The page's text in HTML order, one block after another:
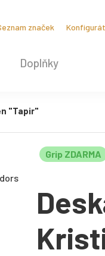
značek
Doplňky
"Tapir"
Grip ZDARMA